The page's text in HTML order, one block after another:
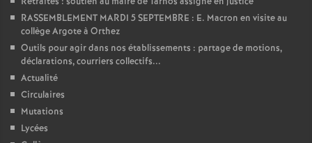
RASSEMBLEMENT MARDI 5 SEPTEMBRE : E. Macron en visite au
collège Argote à Orthez
Outils pour agir dans nos établissements : partage de motions,
déclarations, courriers collectifs...
Actualité
Circulaires
Mutations
Lycées